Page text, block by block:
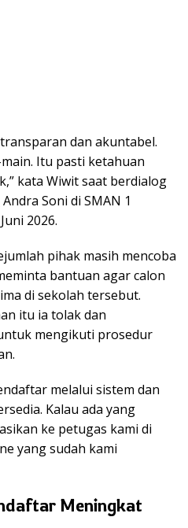
dan akuntabel.
Itu pasti ketahuan
kata Wiwit saat berdialog
Andra Soni di SMAN 1
2026.
pihak masih mencoba
bantuan agar calon
di sekolah tersebut.
itu ia tolak dan
mengikuti prosedur
melalui sistem dan
Kalau ada yang
ke petugas kami di
yang sudah kami
Meningkat